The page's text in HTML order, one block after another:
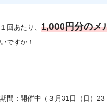
１回あたり、 1,000円分のメ
いですか！
期間：開催中（３月31日（日）23